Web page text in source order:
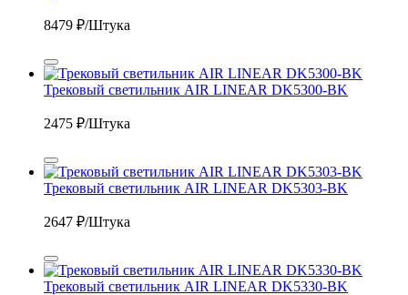
8479 ₽/Штука
Трековый светильник AIR LINEAR DK5300-BK
2475 ₽/Штука
Трековый светильник AIR LINEAR DK5303-BK
2647 ₽/Штука
Трековый светильник AIR LINEAR DK5330-BK